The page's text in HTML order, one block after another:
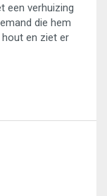
een verhuizing
die hem
en ziet er